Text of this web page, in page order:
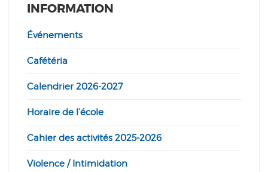
INFORMATION
Événements
Cafétéria
Calendrier 2026-2027
Horaire de l’école
Cahier des activités 2025-2026
Violence / Intimidation